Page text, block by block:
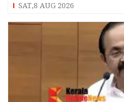
SAT,8 AUG 2026